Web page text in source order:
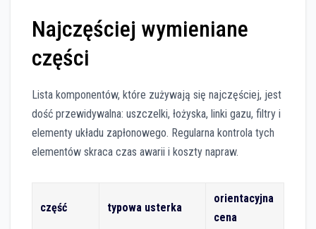
Najczęściej wymieniane
części
Lista komponentów, które zużywają się najczęściej, jest
dość przewidywalna: uszczelki, łożyska, linki gazu, filtry i
elementy układu zapłonowego. Regularna kontrola tych
elementów skraca czas awarii i koszty napraw.
część typowa usterka
orientacyjna
cena